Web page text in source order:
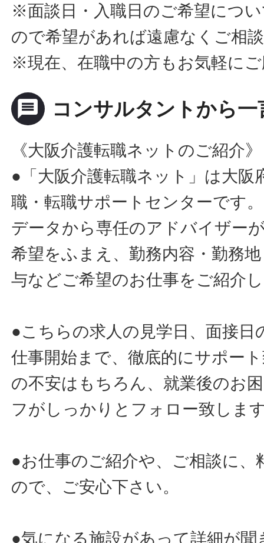
※面談日・入職日のご希望につ
ので希望があれば遠慮なくご相
※現在、在職中の方もお気軽に
message コンサルタントから一
《大阪介護転職ネットのご紹介》
●「大阪介護転職ネット」は大阪
職・転職サポートセンターです
データから専任のアドバイザー
希望をふまえ、勤務内容・勤務
与などご希望のお仕事をご紹介
●こちらの求人の見学日、面接日
仕事開始まで、徹底的にサポー
の不安はもちろん、就業後のお
フがしっかりとフォロー致しま
●お仕事のご紹介や、ご相談に
ので、ご安心下さい。
●気になる施設があって詳細が